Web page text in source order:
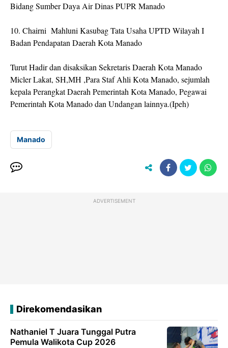
Bidang Sumber Daya Air Dinas PUPR Manado
10. Chairni Mahluni Kasubag Tata Usaha UPTD Wilayah I
Badan Pendapatan Daerah Kota Manado
Turut Hadir dan disaksikan Sekretaris Daerah Kota Manado
Micler Lakat, SH,MH ,Para Staf Ahli Kota Manado, sejumlah
kepala Perangkat Daerah Pemerintah Kota Manado, Pegawai
Pemerintah Kota Manado dan Undangan lainnya.(Ipeh)
Manado
ADVERTISEMENT
Direkomendasikan
Nathaniel T Juara Tunggal Putra
Pemula Walikota Cup 2026